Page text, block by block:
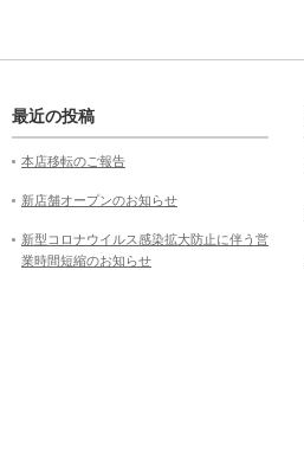
最近の投稿
本店移転のご報告
新店舗オープンのお知らせ
新型コロナウイルス感染拡大防止に伴う営
業時間短縮のお知らせ